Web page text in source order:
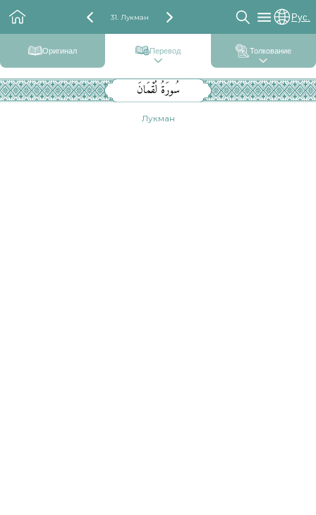
31. Лукман Рус.
Оригинал Перевод Толкование
سُورَةُ لُقْمَانَ
Лукман